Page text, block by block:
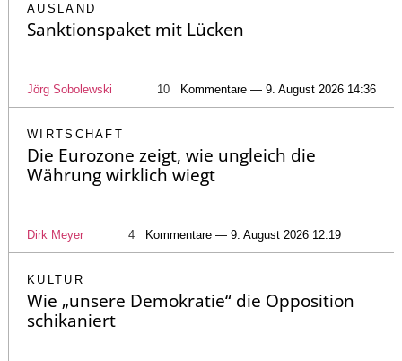
AUSLAND
Sanktionspaket mit Lücken
Jörg Sobolewski 10 Kommentare — 9. August 2026 14:36
WIRTSCHAFT
Die Eurozone zeigt, wie ungleich die
Währung wirklich wiegt
Dirk Meyer 4 Kommentare — 9. August 2026 12:19
KULTUR
Wie „unsere Demokratie“ die Opposition
schikaniert